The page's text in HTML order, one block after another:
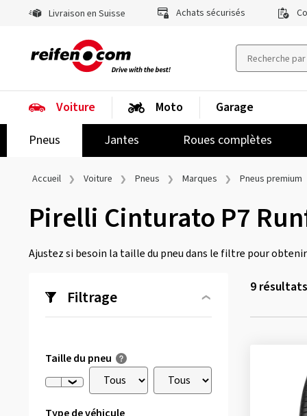
Livraison en Suisse Achats sécurisés
Voiture
Pneus
Jantes Roues complètes
Moto Garage
Accueil Voiture Pneus Marques Pneus premium
Pirelli Cinturato P7
Ajustez si besoin la taille du pneu dans le filtre pour
Filtrage
Taille du pneu
9